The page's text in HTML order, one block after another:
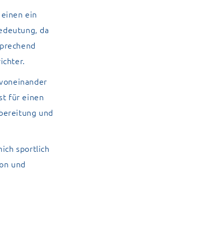
ein
da
für einen
und
sportlich
und